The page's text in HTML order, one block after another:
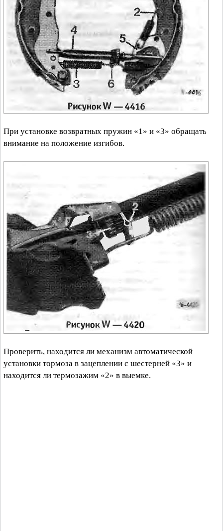
При установке возвратных пружин «1» и «3» обращать
внимание на положение изгибов.
Проверить, находится ли механизм автоматической
установки тормоза в зацеплении с шестерней «3» и
находится ли термозажим «2» в выемке.